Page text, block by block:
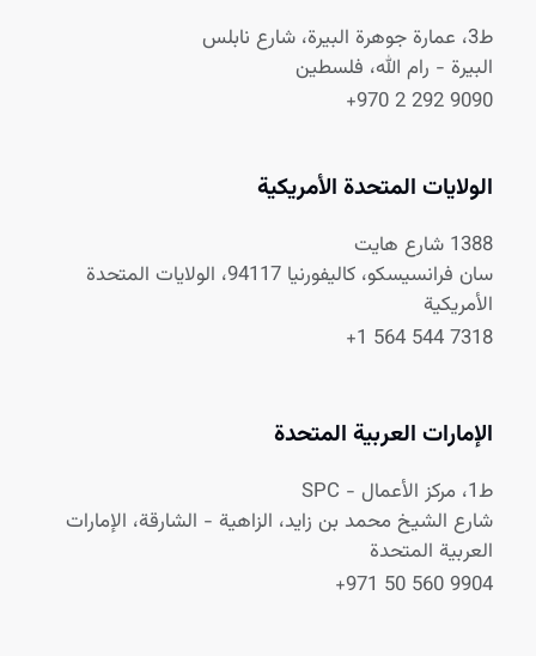
ط3، عمارة جوهرة البيرة، شارع نابلس
البيرة - رام الله، فلسطين
+970 2 292 9090
الولايات المتحدة الأمريكية
1388 شارع هايت
سان فرانسيسكو، كاليفورنيا 94117، الولايات المتحدة
الأمريكية
+1 564 544 7318
الإمارات العربية المتحدة
ط1، مركز الأعمال - SPC
شارع الشيخ محمد بن زايد، الزاهية - الشارقة، الإمارات
العربية المتحدة
+971 50 560 9904